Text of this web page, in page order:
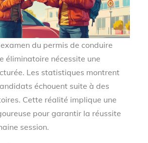
du permis de conduire
éliminatoire nécessite une
Les statistiques montrent
échouent suite à des
Cette réalité implique une
pour garantir la réussite
session.